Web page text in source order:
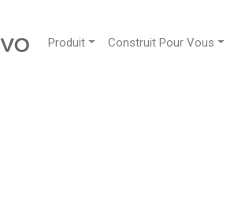
Produit Construit Pour Vous